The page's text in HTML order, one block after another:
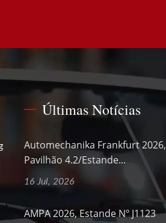
Últimas Notícias
Automechanika Frankfurt 2026,
Pavilhão 4.2/Estande...
16 Jul, 2026
AMPA 2026, Estande Nº J1123